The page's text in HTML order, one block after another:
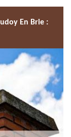
En Brie :